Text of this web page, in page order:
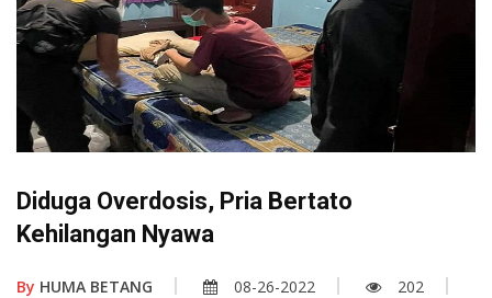
Diduga Overdosis, Pria Bertato
Kehilangan Nyawa
By HUMA BETANG 08-26-2022
202